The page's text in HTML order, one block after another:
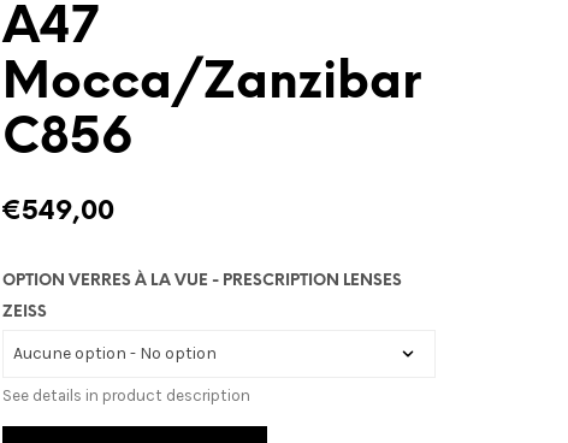
A47
Mocca/Zanzibar
C856
€549,00
OPTION VERRES À LA VUE - PRESCRIPTION LENSES
ZEISS
See details in product description